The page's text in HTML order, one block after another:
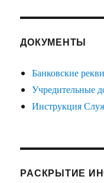
ДОКУМЕНТЫ
Банковские
Учредительные
Инструкция
РАСКРЫТИЕ